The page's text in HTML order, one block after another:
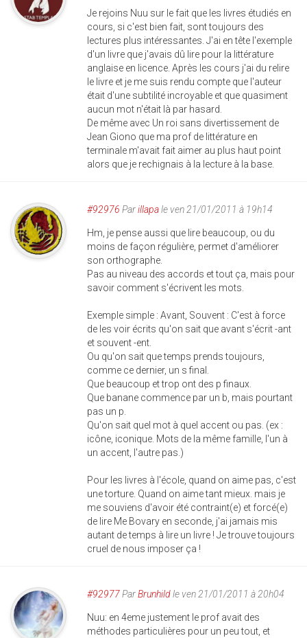
Je rejoins Nuu sur le fait que les livres étudiés en
cours, si c'est bien fait, sont toujours des
lectures plus intéressantes. J'ai en tête l'exemple
d'un livre que j'avais dû lire pour la littérature
anglaise en licence. Après les cours j'ai du relire
le livre et je me suis rendu compte que l'auteur
était d'une subtilité incroyable et que quasiment
aucun mot n'était là par hasard.
De même avec Un roi sans divertissement de
Jean Giono que ma prof de littérature en
terminale m'avait fait aimer au plus haut point
alors que je rechignais à la lecture à la base.
#92976 Parillapale ven 21/01/2011 à 19h14
Hm, je pense aussi que lire beaucoup, ou du
moins de façon régulière, permet d'améliorer
son orthographe.
Pas au niveau des accords et tout ça, mais pour
savoir comment s'écrivent les mots.
Exemple simple : Avant, Souvent : C'est à force
de les voir écrits qu'on sait que avant s'écrit -ant
et souvent -ent.
Ou qu'on sait que temps prends toujours,
comme ce dernier, un s final.
Que beaucoup et trop ont des p finaux.
Que banane commence par un b, mais pourtant
pas un p.
Qu'on sait quel mot à quel accent ou pas. (ex :
icône, iconique. Mots de la même famille, l'un à
un accent, l'autre pas.)
Pour les livres à l'école, quand on aime pas, c'est
une torture. Quand on aime tant mieux. mais je
me souviens d'avoir été contraint(e) et forcé(e)
de lire Me Bovary en seconde, j'ai jamais mis
autant de temps à lire un livre ! Je trouve toujours
cruel de nous imposer ça !
#92977ParBrunhildle ven 21/01/2011 à 20h04
Nuu: en 4eme justement le prof avait des
méthodes particulières pour un peu tout, et